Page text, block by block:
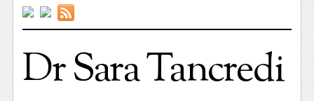
Dr Sara Tancredi